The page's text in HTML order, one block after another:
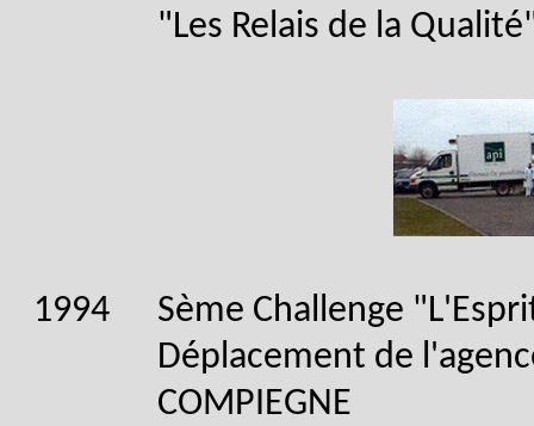
"Les Relais de la
1994
Sème Challenge
Déplacement de
COMPIEGNE